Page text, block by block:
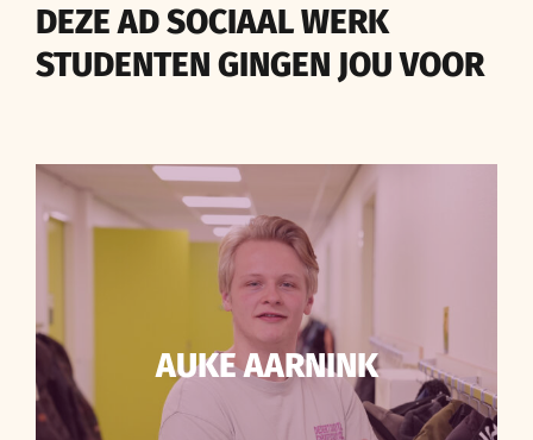
DEZE AD SOCIAAL WERK
STUDENTEN GINGEN JOU VOOR
AUKE AARNINK